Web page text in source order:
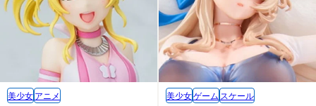
美少女アニメ 美少女ゲーム スケール